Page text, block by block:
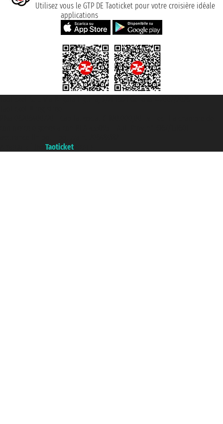
Utilisez vous le GTP DE Taoticket pour votre croisière idéale
applications
Taoticket